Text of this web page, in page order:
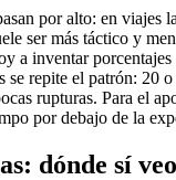
por alto: en viajes
ser más táctico y
a inventar
se repite el patrón: 20
rupturas. Para el
por debajo de la
dónde sí